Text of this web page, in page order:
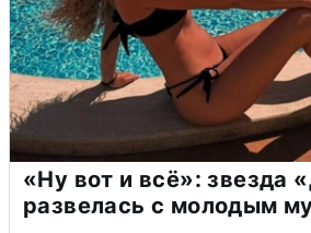
«Ну вот и всё»: звезда
развелась с молодым